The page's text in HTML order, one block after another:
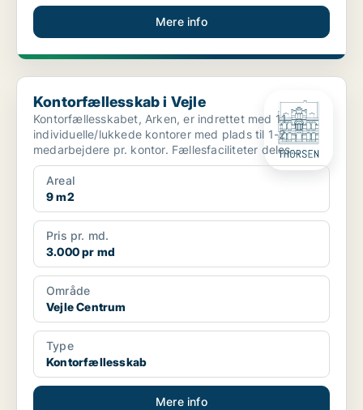
Mere info
Kontorfællesskab i Vejle
Kontorfællesskab i Vejle
Kontorfællesskabet, Arken, er indrettet med 11
individuelle/lukkede kontorer med plads til 1-2
medarbejdere pr. kontor. Fællesfaciliteter deles
mellem alle...
Areal
9 m2
Pris pr. md.
3.000 pr md
Område
Vejle Centrum
Type
Kontorfællesskab
Mere info